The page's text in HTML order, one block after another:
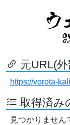
元URL(
https://vorota-
取得済み
見つかりません